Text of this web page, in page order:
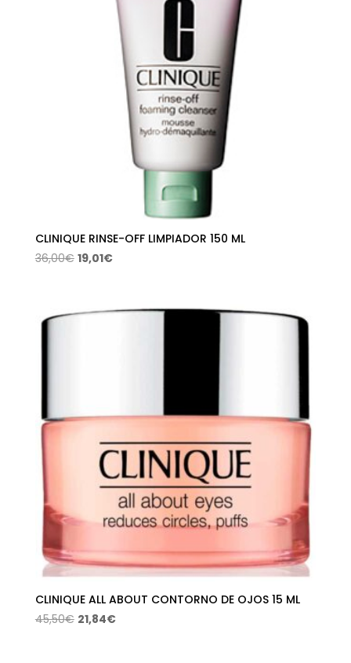
CLINIQUE RINSE-OFF LIMPIADOR 150 ML
36,00€ El
era:
19,01€El
es:
CLINIQUE ALL ABOUT CONTORNO DE OJOS 15 ML
45,50€ El
21,84€El